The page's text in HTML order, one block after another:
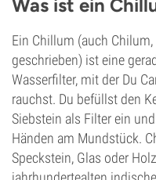
Was ist ein
Ein Chillum (auch
geschrieben) ist eine
Wasserfilter, mit der Du
rauchst. Du befüllst den
Siebstein als Filter ein
Händen am Mundstück.
Speckstein, Glas oder